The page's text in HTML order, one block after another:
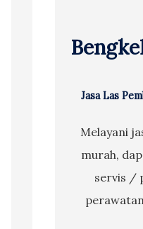
Jasa Las
Melayani
murah,
servis /